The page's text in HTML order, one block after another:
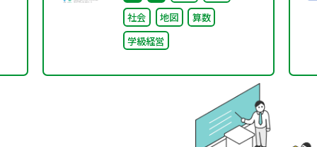
社会
地図
算数
学級経営